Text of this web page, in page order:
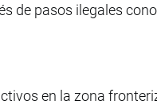
de pasos ilegales
en la zona